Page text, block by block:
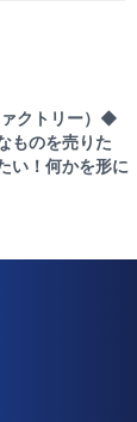
ァクトリー）◆
ものを売りた
い！何かを形に